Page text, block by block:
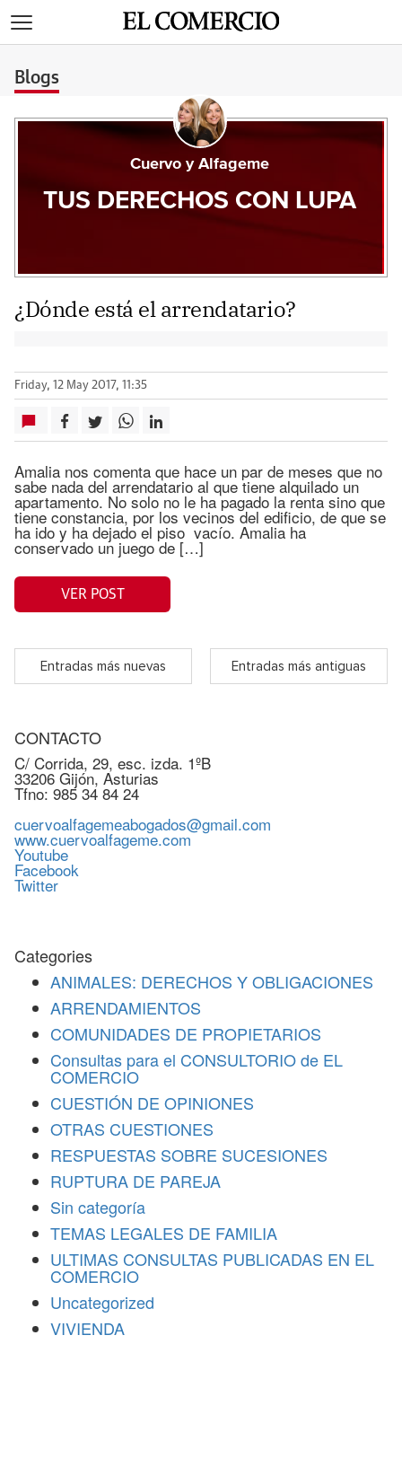
Blogs
Cuervo y Alfageme
TUS DERECHOS CON LUPA
¿Dónde está el arrendatario?
Friday, 12 May 2017, 11:35
Amalia nos comenta que hace un par de meses que no
sabe nada del arrendatario al que tiene alquilado un
apartamento. No solo no le ha pagado la renta sino que
tiene constancia, por los vecinos del edificio, de que se
ha ido y ha dejado el piso vacío. Amalia ha
conservado un juego de […]
VER POST
Entradas más nuevas Entradas más antiguas
CONTACTO
C/ Corrida, 29, esc. izda. 1ºB
33206 Gijón, Asturias
Tfno: 985 34 84 24
cuervoalfagemeabogados@gmail.com
www.cuervoalfageme.com
Youtube
Facebook
Twitter
Categories
ANIMALES: DERECHOS Y OBLIGACIONES
ARRENDAMIENTOS
COMUNIDADES DE PROPIETARIOS
Consultas para el CONSULTORIO de EL
COMERCIO
CUESTIÓN DE OPINIONES
OTRAS CUESTIONES
RESPUESTAS SOBRE SUCESIONES
RUPTURA DE PAREJA
Sin categoría
TEMAS LEGALES DE FAMILIA
ULTIMAS CONSULTAS PUBLICADAS EN EL
COMERCIO
Uncategorized
VIVIENDA